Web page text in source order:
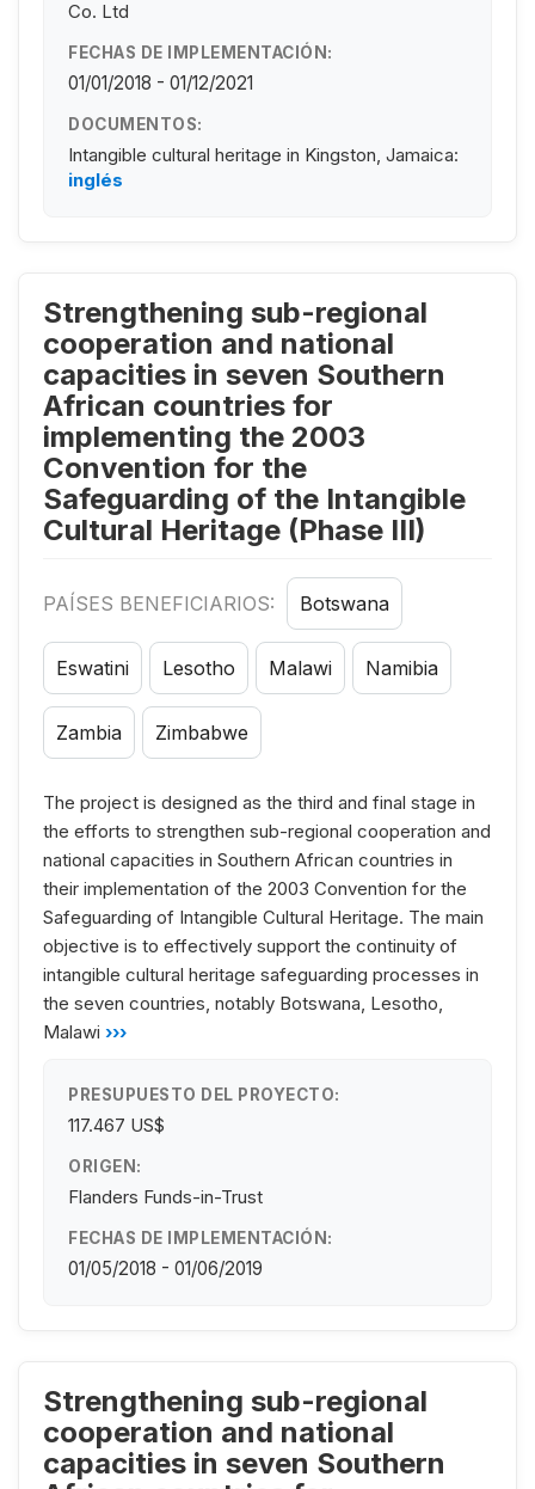
Co. Ltd
FECHAS DE IMPLEMENTACIÓN:
01/01/2018 - 01/12/2021
DOCUMENTOS:
Intangible cultural heritage in Kingston, Jamaica:
inglés
Strengthening sub-regional
cooperation and national
capacities in seven Southern
African countries for
implementing the 2003
Convention for the
Safeguarding of the Intangible
Cultural Heritage (Phase III)
PAÍSES BENEFICIARIOS: Botswana
Eswatini Lesotho Malawi Namibia
Zambia Zimbabwe
The project is designed as the third and final stage in
the efforts to strengthen sub-regional cooperation and
national capacities in Southern African countries in
their implementation of the 2003 Convention for the
Safeguarding of Intangible Cultural Heritage. The main
objective is to effectively support the continuity of
intangible cultural heritage safeguarding processes in
the seven countries, notably Botswana, Lesotho,
Malawi ›››
PRESUPUESTO DEL PROYECTO:
117.467 US$
ORIGEN:
Flanders Funds-in-Trust
FECHAS DE IMPLEMENTACIÓN:
01/05/2018 - 01/06/2019
Strengthening sub-regional
cooperation and national
capacities in seven Southern